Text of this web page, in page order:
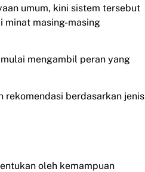
umum, kini sistem tersebut
minat masing-masing
mengambil peran yang
rekomendasi berdasarkan jenis
oleh kemampuan